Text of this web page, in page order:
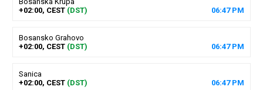
+02:00, CEST (DST) 06:47PM
Bosansko Grahovo
+02:00, CEST (DST) 06:47PM
Sanica
+02:00, CEST (DST) 06:47PM